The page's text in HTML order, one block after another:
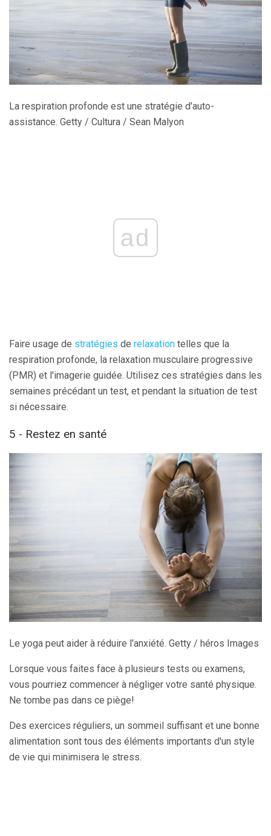
La respiration profonde est une stratégie d'auto-
assistance. Getty / Cultura / Sean Malyon
ad
Faire usage de stratégies de relaxation telles que la
respiration profonde, la relaxation musculaire progressive
(PMR) et l'imagerie guidée. Utilisez ces stratégies dans les
semaines précédant un test, et pendant la situation de test
si nécessaire.
5 - Restez en santé
Le yoga peut aider à réduire l'anxiété. Getty / héros Images
Lorsque vous faites face à plusieurs tests ou examens,
vous pourriez commencer à négliger votre santé physique.
Ne tombe pas dans ce piège!
Des exercices réguliers, un sommeil suffisant et une bonne
alimentation sont tous des éléments importants d'un style
de vie qui minimisera le stress.